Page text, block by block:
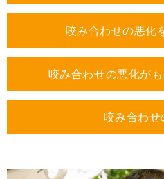
咬み合わせの悪化
咬み合わせの悪化が
咬み合わせ